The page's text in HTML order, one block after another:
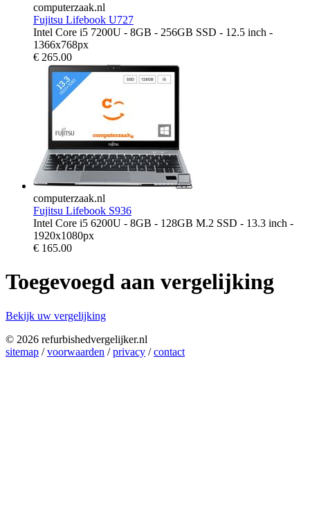
computerzaak.nl
Fujitsu Lifebook U727
Intel Core i5 7200U - 8GB - 256GB SSD - 12.5 inch -
1366x768px
€ 265.00
computerzaak.nl
Fujitsu Lifebook S936
Intel Core i5 6200U - 8GB - 128GB M.2 SSD - 13.3 inch -
1920x1080px
€ 165.00
Toegevoegd aan vergelijking
Bekijk uw vergelijking
© 2026 refurbishedvergelijker.nl
sitemap /voorwaarden /privacy /contact